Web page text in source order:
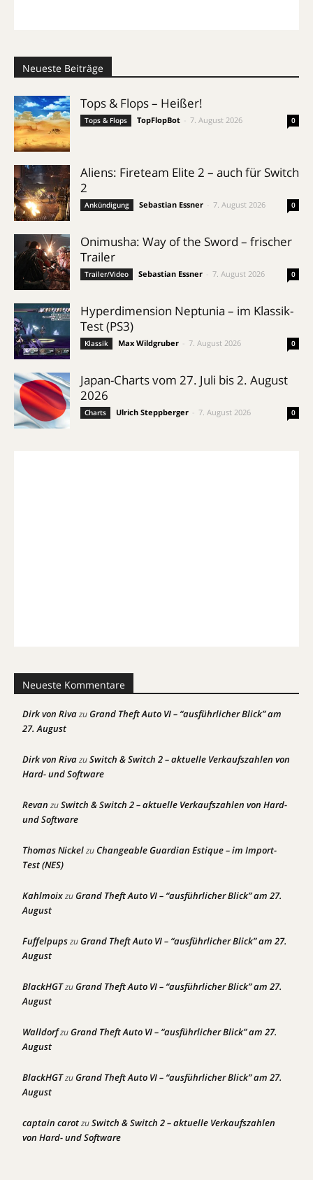
Neueste Beiträge
Tops & Flops – Heißer!
Tops & Flops TopFlopBot 7. August 2026 0
Aliens: Fireteam Elite 2 – auch für Switch
2
Ankündigung Sebastian Essner 7. August 2026 0
Onimusha: Way of the Sword – frischer
Trailer
Trailer/Video Sebastian Essner 7. August 2026 0
Hyperdimension Neptunia – im Klassik-
Test (PS3)
Klassik Max Wildgruber 7. August 2026 0
Japan-Charts vom 27. Juli bis 2. August
2026
Charts Ulrich Steppberger 7. August 2026 0
Neueste Kommentare
Dirk von RivazuGrand Theft Auto VI – “ausführlicher Blick” am
27. August
Dirk von RivazuSwitch & Switch 2 – aktuelle Verkaufszahlen von
Hard- und Software
Revan zuSwitch & Switch 2 – aktuelle Verkaufszahlen von Hard-
und Software
Thomas NickelzuChangeable Guardian Estique – im Import-
Test (NES)
KahlmoixzuGrand Theft Auto VI – “ausführlicher Blick” am 27.
August
FuffelpupszuGrand Theft Auto VI – “ausführlicher Blick” am 27.
August
BlackHGTzuGrand Theft Auto VI – “ausführlicher Blick” am 27.
August
WalldorfzuGrand Theft Auto VI – “ausführlicher Blick” am 27.
August
BlackHGTzuGrand Theft Auto VI – “ausführlicher Blick” am 27.
August
captain carotzuSwitch & Switch 2 – aktuelle Verkaufszahlen
von Hard- und Software